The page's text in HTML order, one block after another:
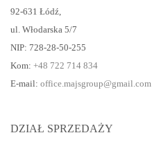
92-631 Łódź,
ul. Włodarska 5/7
NIP: 728-28-50-255
Kom: +48 722 714 834
E-mail: office.majsgroup@gmail.com
DZIAŁ SPRZEDAŻY